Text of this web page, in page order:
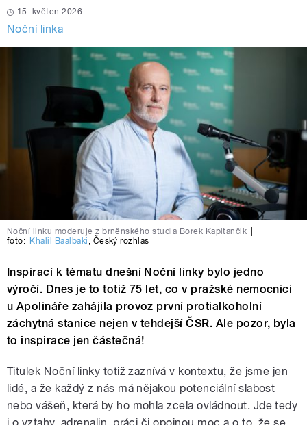
15. květen 2026
Noční linka
Noční linku moderuje z brněnského studia Borek Kapitančik
foto: Khalil Baalbaki , Český rozhlas
Inspirací k tématu dnešní Noční linky bylo jedno
výročí. Dnes je to totiž 75 let, co v pražské nemocnici
u Apolináře zahájila provoz první protialkoholní
záchytná stanice nejen v tehdejší ČSR. Ale pozor, byla
to inspirace jen částečná!
Titulek Noční linky totiž zaznívá v kontextu, že jsme jen
lidé, a že každý z nás má nějakou potenciální slabost
nebo vášeň, která by ho mohla zcela ovládnout. Jde tedy